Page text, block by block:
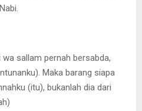
wa sallam pernah bersabda,
Maka barang siapa
(itu), bukanlah dia dari